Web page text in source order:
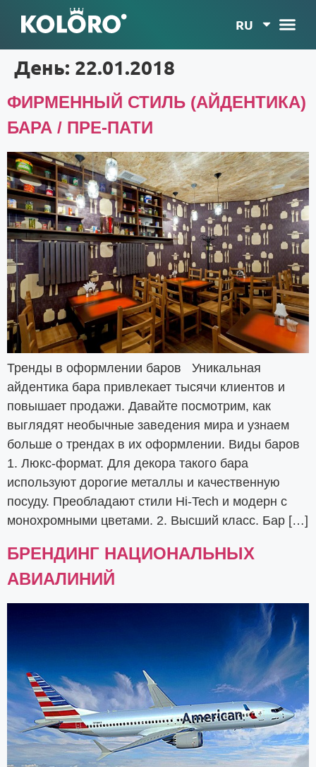
RU
День: 22.01.2018
ФИРМЕННЫЙ СТИЛЬ (АЙДЕНТИКА)
БАРА / ПРЕ-ПАТИ
Тренды в оформлении баров Уникальная
айдентика бара привлекает тысячи клиентов и
повышает продажи. Давайте посмотрим, как
выглядят необычные заведения мира и узнаем
больше о трендах в их оформлении. Виды баров
1. Люкс-формат. Для декора такого бара
используют дорогие металлы и качественную
посуду. Преобладают стили Hi-Tech и модерн c
монохромными цветами. 2. Высший класс. Бар […]
БРЕНДИНГ НАЦИОНАЛЬНЫХ
АВИАЛИНИЙ